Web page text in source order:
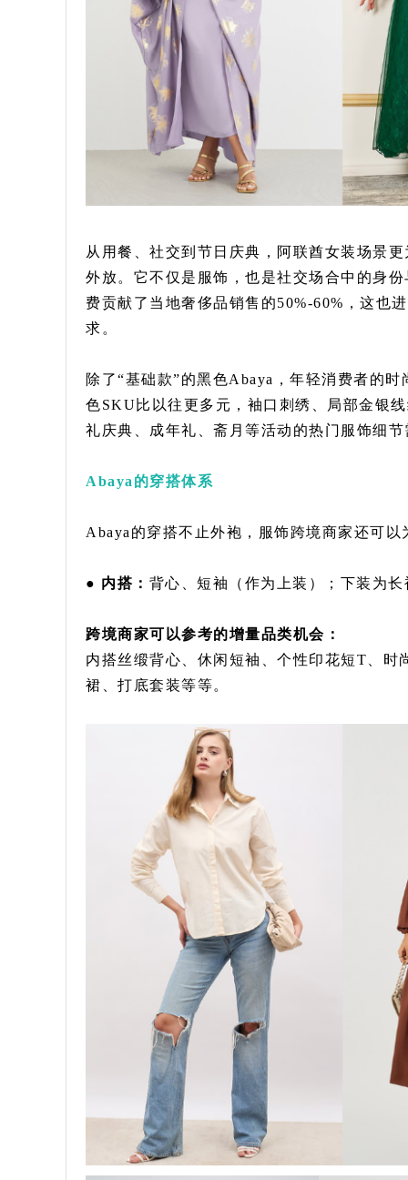
从用餐、社交到节日庆典，阿联酋女装场景
外放。它不仅是服饰，也是社交场合中的身
费贡献了当地奢侈品销售的50%-60%，这也
求。
除了“基础款”的黑色Abaya，年轻消费者的
色SKU比以往更多元，袖口刺绣、局部金银
礼庆典、成年礼、斋月等活动的热门服饰细节
Abaya的穿搭体系
Abaya的穿搭不止外袍，服饰跨境商家还可
● 内搭： 背心、短袖（作为上装）；下装为
跨境商家可以参考的增量品类机会：
内搭丝缎背心、休闲短袖、个性印花短T、
裙、打底套装等等。